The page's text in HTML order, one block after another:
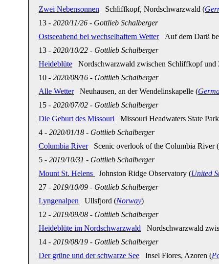
Zwei Nebensonnen Schliffkopf, Nordschwarzwald (
13 - 2020/11/26 - Gottlieb Schalberger
Ostseeabend bei wechselhaftem WetterAuf dem Darß
13 - 2020/10/22 - Gottlieb Schalberger
Heideblüte Nordschwarzwald zwischen Schliffkopf und
10 - 2020/08/16 - Gottlieb Schalberger
Alle WetterNeuhausen, an der Wendelinskapelle (
15 - 2020/07/02 - Gottlieb Schalberger
Die Geburt des Missouri Missouri Headwaters State
4 - 2020/01/18 - Gottlieb Schalberger
Columbia RiverScenic overlook of the Columbia River (
5 - 2019/10/31 - Gottlieb Schalberger
Mount St. Helens
Johnston Ridge Observatory (United
27 - 2019/10/09 - Gottlieb Schalberger
Lyngenalpen Ullsfjord (Norway)
12 - 2019/09/08 - Gottlieb Schalberger
Heideblüte im Nordschwarzwald Nordschwarzwald
14 - 2019/08/19 - Gottlieb Schalberger
Der grüne und der schwarze See Insel Flores, Azoren (